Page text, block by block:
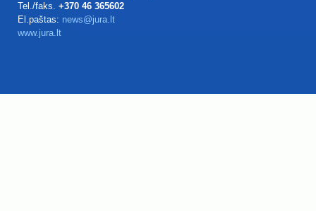
Tel./faks. +370 46 365602
El.paštas: news@jura.lt
www.jura.lt